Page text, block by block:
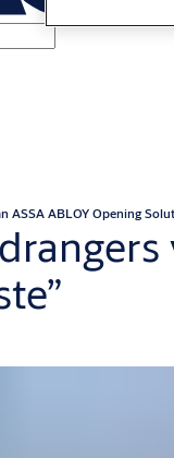
ASSA ABLOY Opening